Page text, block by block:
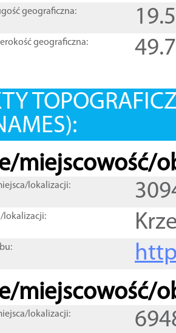
geograficzna:
geograficzna:
miejscowość/
lokalizacji:
lokalizacji:
miejscowość/
lokalizacji: